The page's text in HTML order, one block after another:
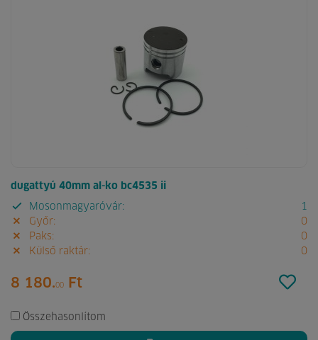
dugattyú 40mm al-ko bc4535 ii
Mosonmagyaróvár:
1
Győr:
0
Paks:
0
Külső raktár:
0
8 180.00 Ft
Összehasonlítom